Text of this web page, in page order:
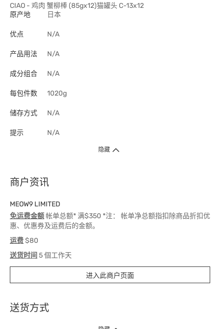
CIAO - 鸡肉 蟹柳棒 (85gx12)猫罐头 C-13x12
原产地
日本
优点 N/A
产品用法 N/A
成分组合 N/A
每包件数 1020g
储存方式 N/A
提示 N/A
隐藏
商户资讯
MEOW9 LIMITED
免运费金额帐单总额* 满$350 *注： 帐单净总额指扣除商品折扣优
惠、优惠券及运费后的金额。
运费$80
送货时间 5 個工作天
进入此商户页面
送货方式